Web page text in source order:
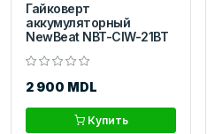
Гайковерт
аккумуляторный
NewBeat NBT-CIW-21BT
2 900 MDL
Купить